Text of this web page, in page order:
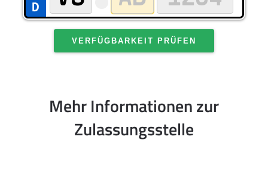
VERFÜGBARKEIT PRÜFEN
Mehr Informationen zur
Zulassungsstelle